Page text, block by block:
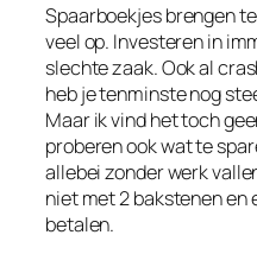
Spaarboekjes brengen
veel op. Investeren in
slechte zaak. Ook al
heb je tenminste nog
Maar ik vind het toch
proberen ook wat te
allebei zonder werk
niet met 2 bakstenen en
betalen.